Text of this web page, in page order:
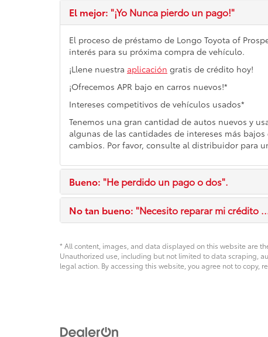
El mejor: "¡Yo Nunca pierdo un pago!"
El proceso de préstamo de Longo Toyota of
interés para su próxima compra de vehículo.
¡Llene nuestra aplicación gratis de crédito hoy!
¡Ofrecemos APR bajo en carros nuevos!*
Intereses competitivos de vehículos usados*
Tenemos una gran cantidad de autos nuevos y
algunas de las cantidades de intereses más
cambios. Por favor, consulte al distribuidor para
Bueno: "He perdido un pago o dos".
No tan bueno: "Necesito reparar mi crédito
* All content, images, and data displayed on this website are
Unauthorized use, including but not limited to data scraping,
legal action. By accessing this website, you agree not to copy,